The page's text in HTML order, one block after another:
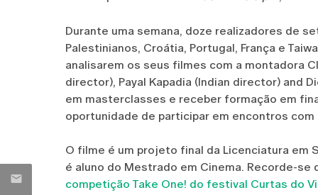
Durante uma semana, doze realizadores de
Palestinianos, Croátia, Portugal, França e
analisarem os seus filmes com a montadora
director), Payal Kapadia (Indian director) and
em masterclasses e receber formação em
oportunidade de participar em encontros
O filme é um projeto final da Licenciatura em
é aluno do Mestrado em Cinema. Recorde-
competição Take One! do festival Curtas do